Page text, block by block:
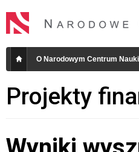
O Narodowym Centrum Nauki
Projekty